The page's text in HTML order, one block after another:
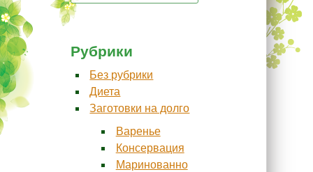
Рубрики
Без рубрики
Диета
Заготовки на долго
Варенье
Консервация
Маринованно